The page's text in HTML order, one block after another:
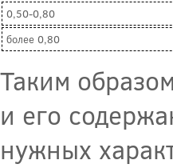
0,50-0,80
более 0,80
Таким
и его
нужных